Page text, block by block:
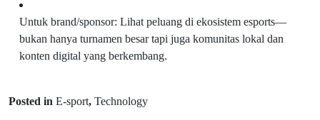
Untuk brand/sponsor: Lihat peluang di ekosistem esports—
bukan hanya turnamen besar tapi juga komunitas lokal dan
konten digital yang berkembang.
Posted in E-sport, Technology